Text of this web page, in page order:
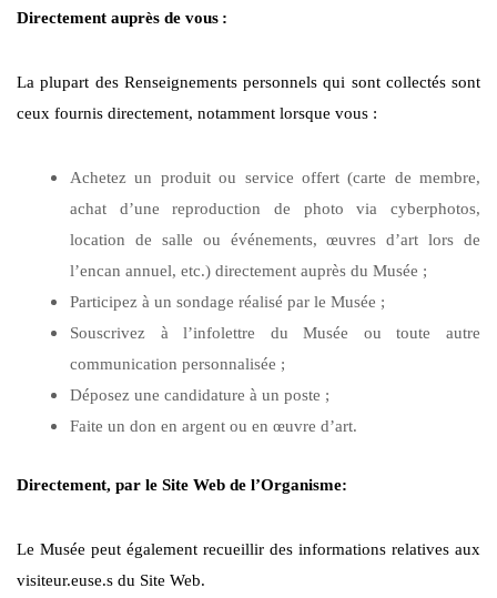
Directement auprès de vous :
La plupart des Renseignements personnels qui sont collectés sont
ceux fournis directement, notamment lorsque vous :
Achetez un produit ou service offert (carte de membre,
achat d’une reproduction de photo via cyberphotos,
location de salle ou événements, œuvres d’art lors de
l’encan annuel, etc.) directement auprès du Musée ;
Participez à un sondage réalisé par le Musée ;
Souscrivez à l’infolettre du Musée ou toute autre
communication personnalisée ;
Déposez une candidature à un poste ;
Faite un don en argent ou en œuvre d’art.
Directement, par le Site Web de l’Organisme:
Le Musée peut également recueillir des informations relatives aux
visiteur.euse.s du Site Web.